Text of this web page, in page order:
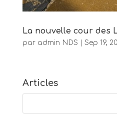
La nouvelle cour des
par admin NDS Sep 19,
Articles